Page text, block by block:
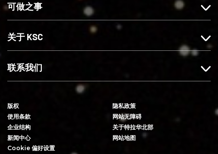
上
赞
上
我
可做之事
关于 KSC
联系我们
版权
隐私政策
使用条款
网站无障碍
企业结构
关于特拉华北部
新闻中心
网站地图
Cookie 偏好设置